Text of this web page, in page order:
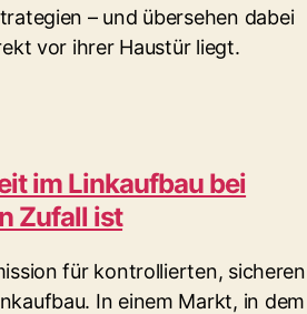
– und übersehen dabei
vor ihrer Haustür liegt.
im Linkaufbau bei
Zufall ist
für kontrollierten, sicheren
In einem Markt, in dem